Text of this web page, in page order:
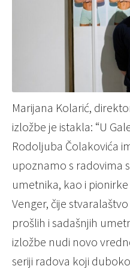
Marijana Kolarić,
izložbe je istakla: “U
Rodoljuba Čolakovića
upoznamo s radovima
umetnika, kao i
Venger, čije
prošlih i sadašnjih
izložbe nudi novo
seriji radova koji